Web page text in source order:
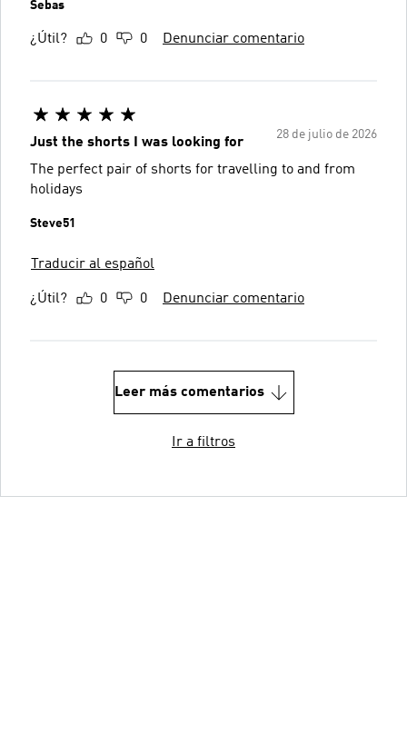
Sebas
¿Útil? 0 0 Denunciar comentario
28 de julio de 2026
Just the shorts I was looking for
The perfect pair of shorts for travelling to and from
holidays
Steve51
Traducir al español
¿Útil? 0 0 Denunciar comentario
Leer más comentarios
Ir a filtros